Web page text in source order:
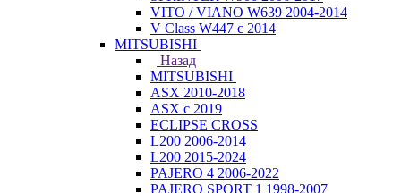
VITO / VIANO W639 2004-2014
V Class W447 с 2014
MITSUBISHI
Назад
MITSUBISHI
ASX 2010-2018
ASX с 2019
ECLIPSE CROSS
L200 2006-2014
L200 2015-2024
PAJERO 4 2006-2022
PAJERO SPORT 1 1998-2007